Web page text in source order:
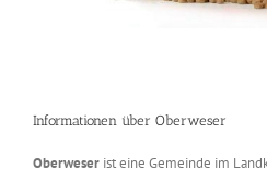
Informationen über Oberweser
Oberweser ist eine Gemeinde im